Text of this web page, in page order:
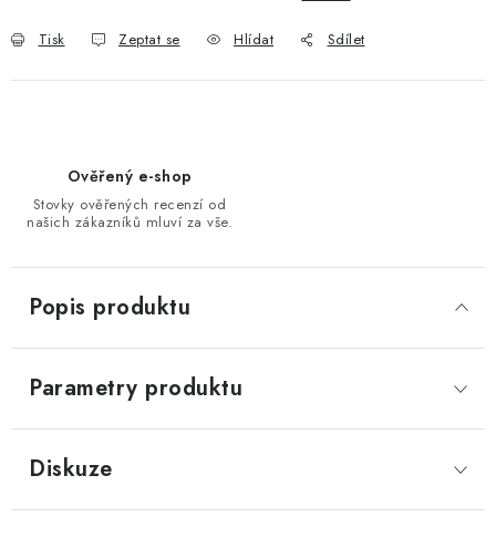
Tisk Zeptat se Hlídat Sdílet
Ověřený e-shop
Stovky ověřených recenzí od
našich zákazníků mluví za vše.
Popis produktu
Parametry produktu
Diskuze